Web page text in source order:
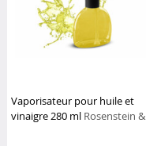
Vaporisateur pour huile et
vinaigre 280 ml Rosenstein &